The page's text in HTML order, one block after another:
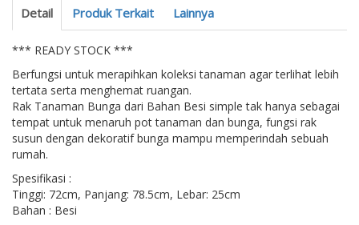
Detail Produk Terkait Lainnya
*** READY STOCK ***
Berfungsi untuk merapihkan koleksi tanaman agar terlihat lebih
tertata serta menghemat ruangan.
Rak Tanaman Bunga dari Bahan Besi simple tak hanya sebagai
tempat untuk menaruh pot tanaman dan bunga, fungsi rak
susun dengan dekoratif bunga mampu memperindah sebuah
rumah.
Spesifikasi :
Tinggi: 72cm, Panjang: 78.5cm, Lebar: 25cm
Bahan : Besi